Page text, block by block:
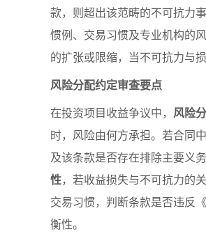
款，则超出该范畴的不可抗力
惯例、交易习惯及专业机构的
的扩张或限缩，当不可抗力与
风险分配约定审查要点
在投资项目收益争议中， 风险
时，风险由何方承担。若合同
及该条款是否存在排除主要义
性，若收益损失与不可抗力的
交易习惯，判断条款是否违反
衡性。